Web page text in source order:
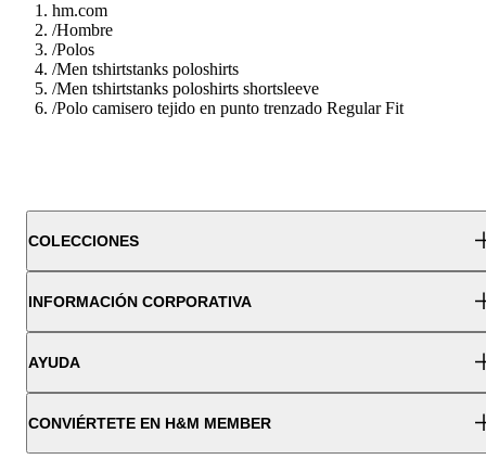
hm.com
/Hombre
/Polos
/Men tshirtstanks poloshirts
/Men tshirtstanks poloshirts shortsleeve
/Polo camisero tejido en punto trenzado Regular Fit
COLECCIONES
INFORMACIÓN CORPORATIVA
AYUDA
CONVIÉRTETE EN H&M MEMBER